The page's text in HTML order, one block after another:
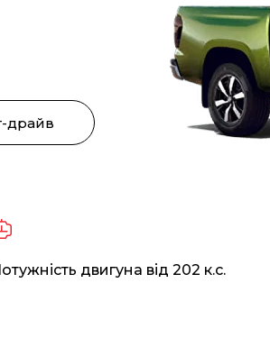
драйв
двигуна від 202 к.с.